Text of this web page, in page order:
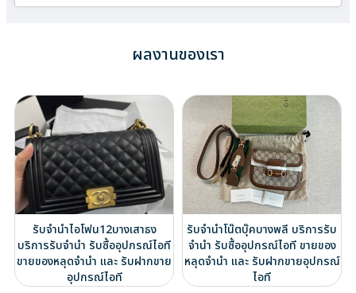
ผลงานของเรา
รับจำนำไอโฟน12บางเสาธง
บริการรับจำนำ รับซื้ออุปกรณ์ไอที
ขายของหลุดจำนำ และ รับฝากขาย
อุปกรณ์ไอที
รับจำนำโน๊ตบุ๊คบางพลี บริการรับ
จำนำ รับซื้ออุปกรณ์ไอที ขายของ
หลุดจำนำ และ รับฝากขายอุปกรณ์
ไอที